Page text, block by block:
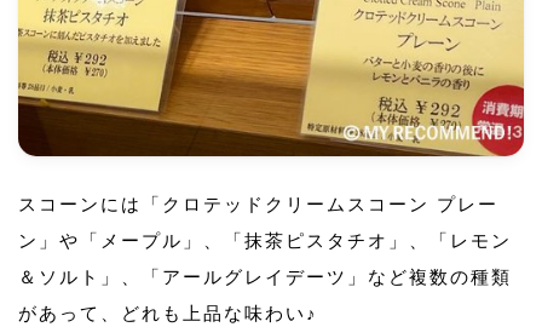
スコーンには「クロテッドクリームスコーン プレー
ン」や「メープル」、「抹茶ピスタチオ」、「レモン
＆ソルト」、「アールグレイデーツ」など複数の種類
があって、どれも上品な味わい♪